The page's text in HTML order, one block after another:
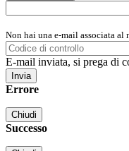
Non hai una e-mail associata al
E-mail inviata, si prega di
Errore
Chiudi
Successo